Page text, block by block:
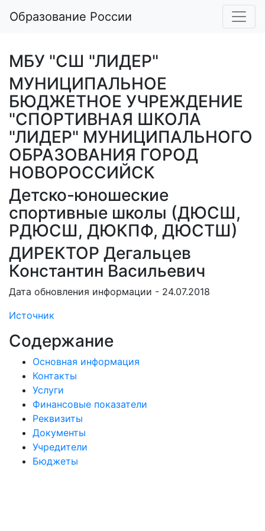
Образование России
МБУ "СШ "ЛИДЕР"
МУНИЦИПАЛЬНОЕ
БЮДЖЕТНОЕ УЧРЕЖДЕНИЕ
"СПОРТИВНАЯ ШКОЛА
"ЛИДЕР" МУНИЦИПАЛЬНОГО
ОБРАЗОВАНИЯ ГОРОД
НОВОРОССИЙСК
Детско-юношеские
спортивные школы (ДЮСШ,
РДЮСШ, ДЮКПФ, ДЮСТШ)
ДИРЕКТОР Дегальцев
Константин Васильевич
Дата обновления информации - 24.07.2018
Источник
Содержание
Основная информация
Контакты
Услуги
Финансовые показатели
Реквизиты
Документы
Учредители
Бюджеты